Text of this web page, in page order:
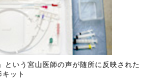
という宮山医師の声が随所に反映された
ット